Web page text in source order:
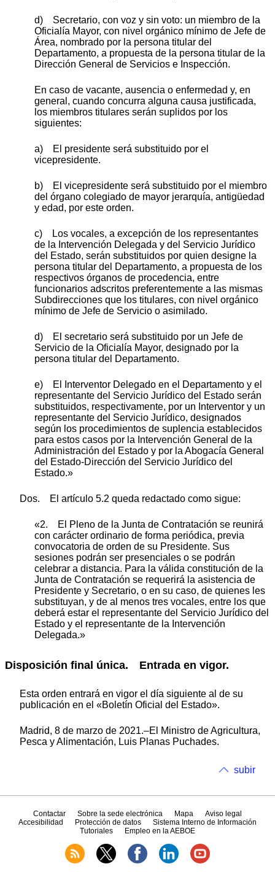
d) Secretario, con voz y sin voto: un miembro de la
Oficialía Mayor, con nivel orgánico mínimo de Jefe de
Área, nombrado por la persona titular del
Departamento, a propuesta de la persona titular de la
Dirección General de Servicios e Inspección.
En caso de vacante, ausencia o enfermedad y, en
general, cuando concurra alguna causa justificada,
los miembros titulares serán suplidos por los
siguientes:
a) El presidente será substituido por el
vicepresidente.
b) El vicepresidente será substituido por el miembro
del órgano colegiado de mayor jerarquía, antigüedad
y edad, por este orden.
c) Los vocales, a excepción de los representantes
de la Intervención Delegada y del Servicio Jurídico
del Estado, serán substituidos por quien designe la
persona titular del Departamento, a propuesta de los
respectivos órganos de procedencia, entre
funcionarios adscritos preferentemente a las mismas
Subdirecciones que los titulares, con nivel orgánico
mínimo de Jefe de Servicio o asimilado.
d) El secretario será substituido por un Jefe de
Servicio de la Oficialía Mayor, designado por la
persona titular del Departamento.
e) El Interventor Delegado en el Departamento y el
representante del Servicio Jurídico del Estado serán
substituidos, respectivamente, por un Interventor y un
representante del Servicio Jurídico, designados
según los procedimientos de suplencia establecidos
para estos casos por la Intervención General de la
Administración del Estado y por la Abogacía General
del Estado-Dirección del Servicio Jurídico del
Estado.»
Dos. El artículo 5.2 queda redactado como sigue:
«2. El Pleno de la Junta de Contratación se reunirá
con carácter ordinario de forma periódica, previa
convocatoria de orden de su Presidente. Sus
sesiones podrán ser presenciales o se podrán
celebrar a distancia. Para la válida constitución de la
Junta de Contratación se requerirá la asistencia de
Presidente y Secretario, o en su caso, de quienes les
substituyan, y de al menos tres vocales, entre los que
deberá estar el representante del Servicio Jurídico del
Estado y el representante de la Intervención
Delegada.»
Disposición final única. Entrada en vigor.
Esta orden entrará en vigor el día siguiente al de su
publicación en el «Boletín Oficial del Estado».
Madrid, 8 de marzo de 2021.–El Ministro de Agricultura,
Pesca y Alimentación, Luis Planas Puchades.
subir
Contactar Sobre la sede electrónica Mapa
Aviso legal
Accesibilidad
Protección de datos
Sistema Interno de Información
Tutoriales
Empleo en la AEBOE